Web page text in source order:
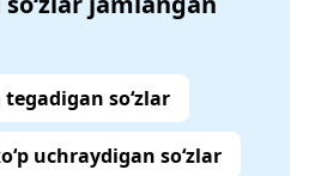
so‘zlar
uchraydigan so‘zlar